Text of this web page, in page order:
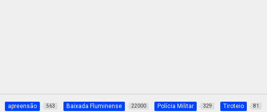
apreensão 563 Baixada Fluminense 22000 Polícia Militar 329 Tiroteio 81